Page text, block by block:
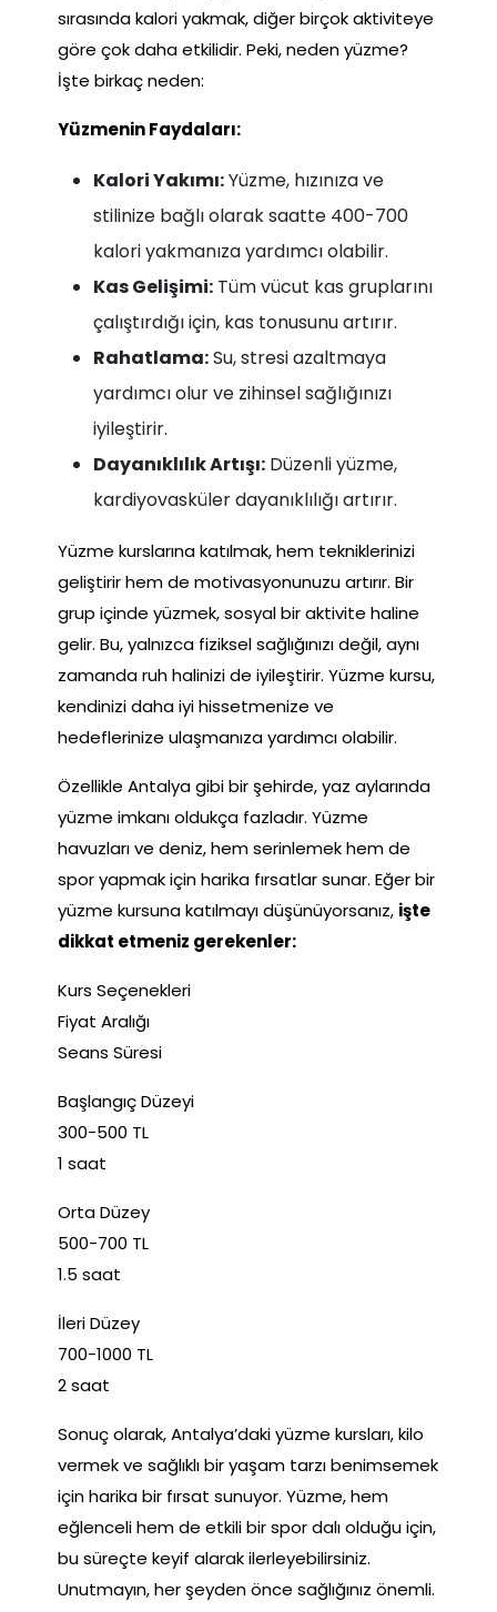
sırasında kalori yakmak, diğer birçok aktiviteye
göre çok daha etkilidir. Peki, neden yüzme?
İşte birkaç neden:
Yüzmenin Faydaları:
Kalori Yakımı:Yüzme, hızınıza ve
stilinize bağlı olarak saatte 400-700
kalori yakmanıza yardımcı olabilir.
Kas Gelişimi: Tüm vücut kas gruplarını
çalıştırdığı için, kas tonusunu artırır.
Rahatlama:Su, stresi azaltmaya
yardımcı olur ve zihinsel sağlığınızı
iyileştirir.
Dayanıklılık Artışı: Düzenli yüzme,
kardiyovasküler dayanıklılığı artırır.
Yüzme kurslarına katılmak, hem tekniklerinizi
geliştirir hem de motivasyonunuzu artırır. Bir
grup içinde yüzmek, sosyal bir aktivite haline
gelir. Bu, yalnızca fiziksel sağlığınızı değil, aynı
zamanda ruh halinizi de iyileştirir. Yüzme kursu,
kendinizi daha iyi hissetmenize ve
hedeflerinize ulaşmanıza yardımcı olabilir.
Özellikle Antalya gibi bir şehirde, yaz aylarında
yüzme imkanı oldukça fazladır. Yüzme
havuzları ve deniz, hem serinlemek hem de
spor yapmak için harika fırsatlar sunar. Eğer bir
yüzme kursuna katılmayı düşünüyorsanız, işte
dikkat etmeniz gerekenler:
Kurs Seçenekleri
Fiyat Aralığı
Seans Süresi
Başlangıç Düzeyi
300-500 TL
1 saat
Orta Düzey
500-700 TL
1.5 saat
İleri Düzey
700-1000 TL
2 saat
Sonuç olarak, Antalya’daki yüzme kursları, kilo
vermek ve sağlıklı bir yaşam tarzı benimsemek
için harika bir fırsat sunuyor. Yüzme, hem
eğlenceli hem de etkili bir spor dalı olduğu için,
bu süreçte keyif alarak ilerleyebilirsiniz.
Unutmayın, her şeyden önce sağlığınız önemli.